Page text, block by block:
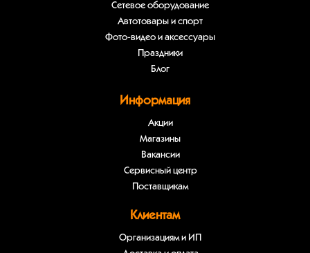
Сетевое оборудование
Автотовары и спорт
Фото-видео и аксессуары
Праздники
Блог
Информация
Акции
Магазины
Вакансии
Сервисный центр
Поставщикам
Клиентам
Организациям и ИП